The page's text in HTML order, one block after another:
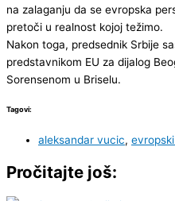
na zalaganju da se evropska
pretoči u realnost kojoj težimo.
Nakon toga, predsednik Srbije
predstavnikom EU za dijalog
Sorensenom u Briselu.
Tagovi:
aleksandar vucic,
Pročitajte još: